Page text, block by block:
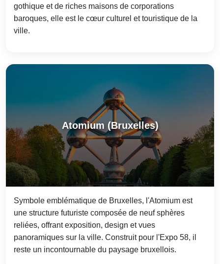
gothique et de riches maisons de corporations
baroques, elle est le cœur culturel et touristique de la
ville.
Atomium (Bruxelles)
Symbole emblématique de Bruxelles, l'Atomium est
une structure futuriste composée de neuf sphères
reliées, offrant exposition, design et vues
panoramiques sur la ville. Construit pour l'Expo 58, il
reste un incontournable du paysage bruxellois.